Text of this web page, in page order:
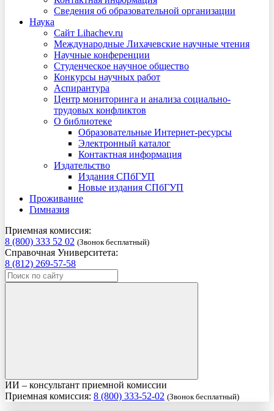
Сведения об образовательной организации
Наука
Сайт Lihachev.ru
Международные Лихачевские научные чтения
Научные конференции
Студенческое научное общество
Конкурсы научных работ
Аспирантура
Центр мониторинга и анализа социально-
трудовых конфликтов
О библиотеке
Образовательные Интернет-ресурсы
Электронный каталог
Контактная информация
Издательство
Издания СПбГУП
Новые издания СПбГУП
Проживание
Гимназия
Приемная комиссия:
8 (800) 333 52 02 (Звонок бесплатный)
Справочная Университета:
8 (812) 269-57-58
ИИ – консультант приемной комиссии
Приемная комиссия: 8 (800) 333-52-02 (Звонок бесплатный)